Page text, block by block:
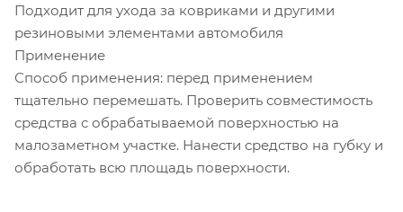
Подходит для ухода за ковриками и другими
резиновыми элементами автомобиля
Применение
Способ применения: перед применением
тщательно перемешать. Проверить совместимость
средства с обрабатываемой поверхностью на
малозаметном участке. Нанести средство на губку и
обработать всю площадь поверхности.